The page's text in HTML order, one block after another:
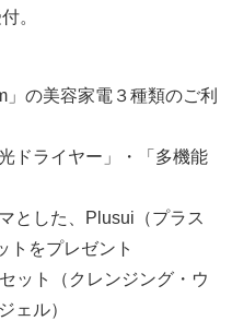
。
の美容家電３種類のご利
ドライヤー」・「多機能
とした、Plusui（プラス
トをプレゼント
ット（クレンジング・ウ
ェル）